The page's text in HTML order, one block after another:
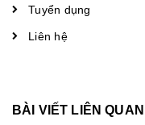
Tuyển dụng
Liên hệ
BÀI VIẾT LIÊN QUAN